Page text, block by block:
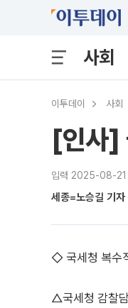
사회
이투데이 사회
[인사]
입력 2025-08-
세종=노승길 기자
◇ 국세청 복수
△국세청 감찰